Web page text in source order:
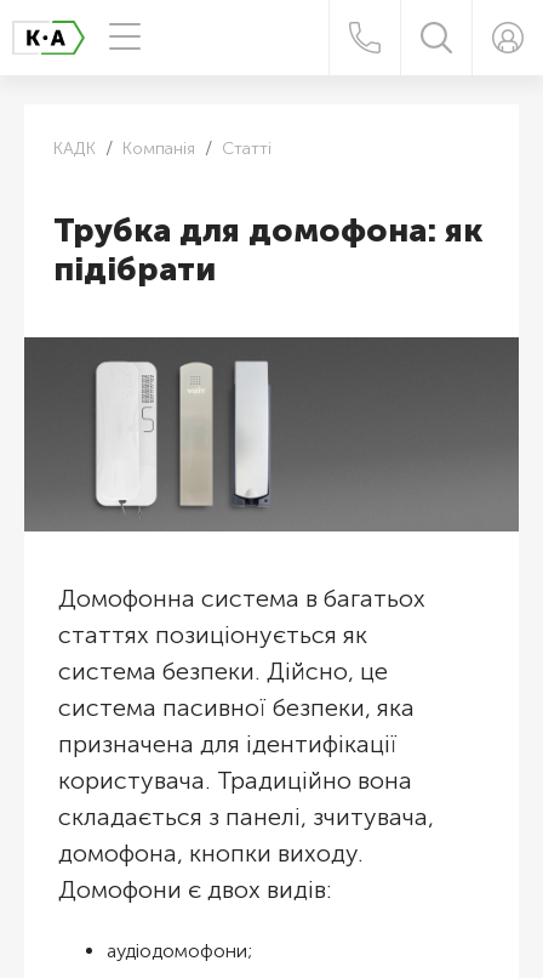
КАДК Компанія Статті
Трубка для домофона: як
підібрати
Домофонна система в багатьох
статтях позиціонується як
система безпеки. Дійсно, це
система пасивної безпеки, яка
призначена для ідентифікації
користувача. Традиційно вона
складається з панелі, зчитувача,
домофона, кнопки виходу.
Домофони є двох видів:
аудіодомофони;